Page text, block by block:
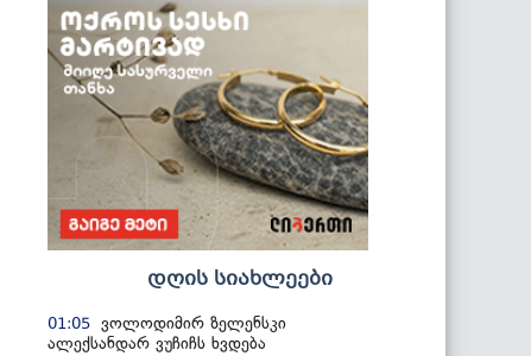
დღის სიახლეები
01:05 ვოლოდიმირ ზელენსკი
ალექსანდარ ვუჩიჩს ხვდება